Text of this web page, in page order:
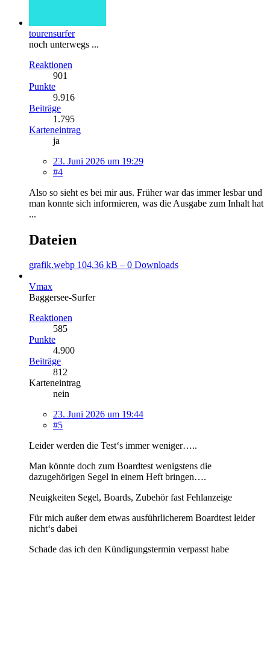
tourensurfer
noch unterwegs ...
Reaktionen
901
Punkte
9.916
Beiträge
1.795
Karteneintrag
ja
23. Juni 2026 um 19:29
#4
Also so sieht es bei mir aus. Früher war das immer lesbar und
man konnte sich informieren, was die Ausgabe zum Inhalt hat
...
Dateien
grafik.webp 104,36 kB – 0 Downloads
Vmax
Baggersee-Surfer
Reaktionen
585
Punkte
4.900
Beiträge
812
Karteneintrag
nein
23. Juni 2026 um 19:44
#5
Leider werden die Test‘s immer weniger…..
Man könnte doch zum Boardtest wenigstens die
dazugehörigen Segel in einem Heft bringen….
Neuigkeiten Segel, Boards, Zubehör fast Fehlanzeige
Für mich außer dem etwas ausführlicherem Boardtest leider
nicht‘s dabei
Schade das ich den Kündigungstermin verpasst habe